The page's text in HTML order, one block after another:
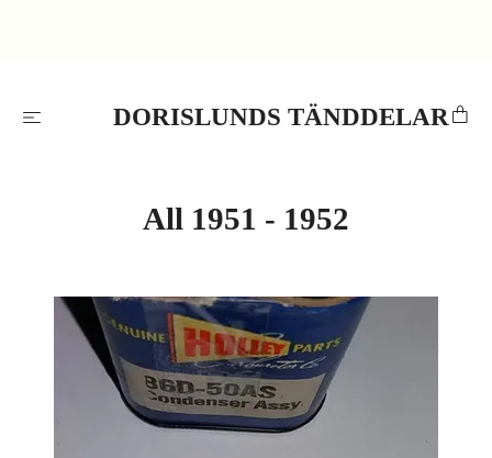
DORISLUNDS TÄNDDELAR
All 1951 - 1952